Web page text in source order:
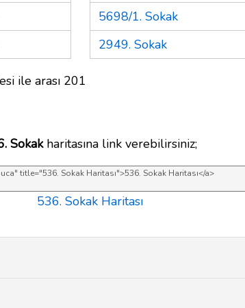
ile arası 201
5698/1. Sokak
2949. Sokak
Sokakharitasına link verebilirsiniz;
536. Sokak Haritası